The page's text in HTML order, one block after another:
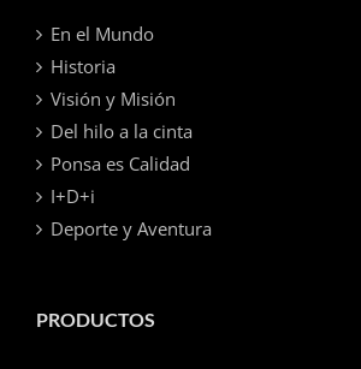
En el Mundo
Historia
Visión y Misión
Del hilo a la cinta
Ponsa es Calidad
I+D+i
Deporte y Aventura
PRODUCTOS